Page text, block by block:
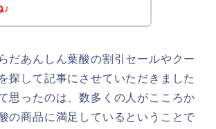
♪
だあんしん葉酸の割引セールやクー
探して記事にさせていただきました
思ったのは、数多くの人がこころか
の商品に満足しているということで